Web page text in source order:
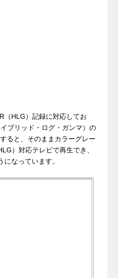
（HLG）記録に対応してお
ブリッド・ログ・ガンマ）の
ると、そのままカラーグレー
）対応テレビで再生でき、
なっています。